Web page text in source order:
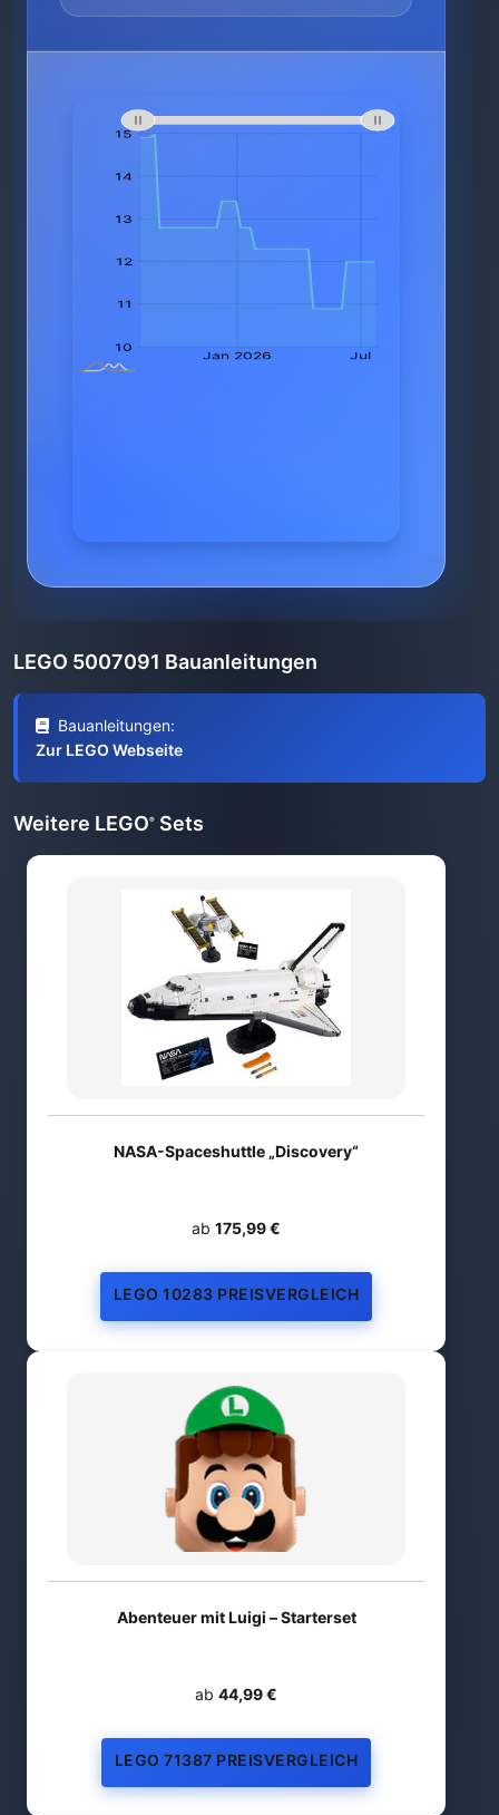
LEGO 5007091 Bauanleitungen
Bauanleitungen:
Zur LEGO Webseite
Weitere LEGO® Sets
NASA-Spaceshuttle „Discovery“
ab 175,99 €
LEGO 10283 PREISVERGLEICH
Abenteuer mit Luigi – Starterset
ab 44,99 €
LEGO 71387 PREISVERGLEICH